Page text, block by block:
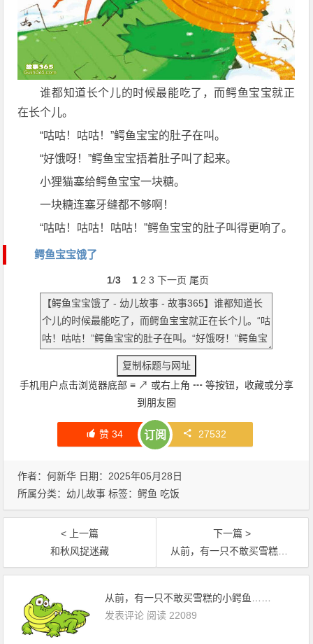
谁都知道长个儿的时候最能吃了，而鳄鱼宝宝就正
在长个儿。
“咕咕！咕咕！”鳄鱼宝宝的肚子在叫。
“好饿呀！”鳄鱼宝宝捂着肚子叫了起来。
小狸猫塞给鳄鱼宝宝一块糖。
一块糖连塞牙缝都不够啊！
“咕咕！咕咕！咕咕！”鳄鱼宝宝的肚子叫得更响了。
鳄鱼宝宝饿了
1/3 1 2 3 下一页 尾页
手机用户点击浏览器底部 ≡ ↗ 或右上角 ┅ 等按钮，收藏或分享
到朋友圈
赞34 订阅 27532
作者：何新华 日期：2025年05月28日
所属分类： 幼儿故事 标签：鳄鱼 吃饭
< 上一篇
和秋风捉迷藏
下一篇 >
从前，有一只不敢买雪糕的小鳄鱼……
从前，有一只不敢买雪糕的小鳄鱼……
发表评论 阅读 22089